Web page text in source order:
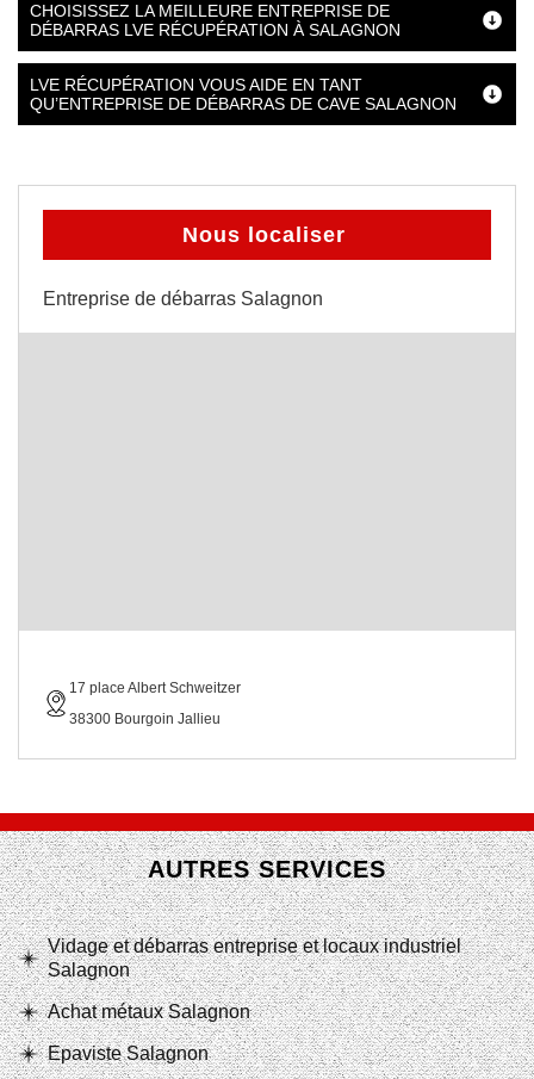
CHOISISSEZ LA MEILLEURE ENTREPRISE DE
DÉBARRAS LVE RÉCUPÉRATION À SALAGNON
LVE RÉCUPÉRATION VOUS AIDE EN TANT
QU’ENTREPRISE DE DÉBARRAS DE CAVE SALAGNON
Nous localiser
Entreprise de débarras Salagnon
17 place Albert Schweitzer
38300 Bourgoin Jallieu
AUTRES SERVICES
Vidage et débarras entreprise et locaux industriel
Salagnon
Achat métaux Salagnon
Epaviste Salagnon